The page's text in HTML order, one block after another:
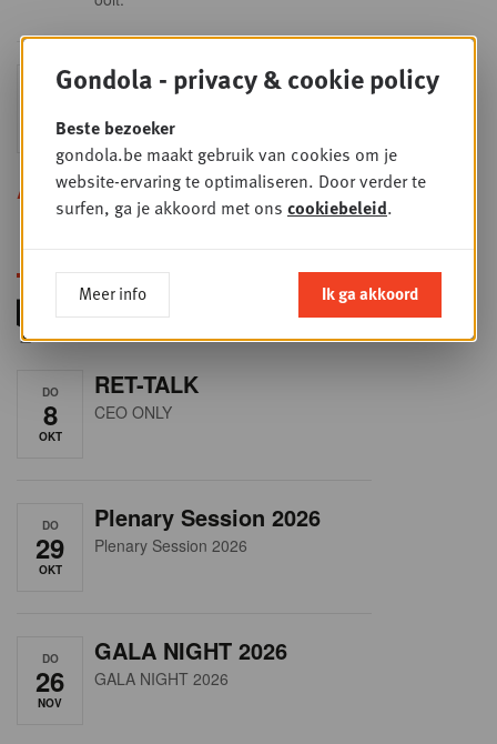
DO
SEP
Sales & nego Summit
Sales & Nego summit 2026
Alle opleidingen
DO
8
OKT
RET-TALK
CEO ONLY
DO
29
OKT
Plenary Session 2026
Plenary Session 2026
DO
26
NOV
GALA NIGHT 2026
GALA NIGHT 2026
Gondola - privacy & cookie policy
Beste bezoeker
gondola.be maakt gebruik van cookies om je
website-ervaring te optimaliseren. Door verder te
surfen, ga je akkoord met ons cookiebeleid.
Meer info Ik ga akkoord